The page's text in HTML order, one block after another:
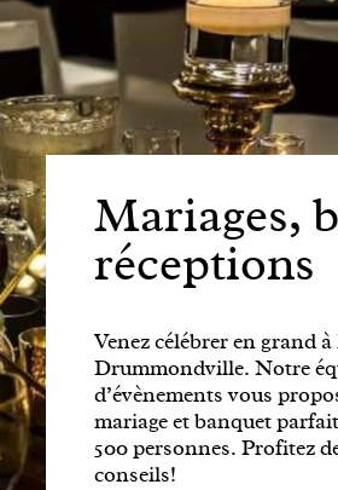
Mariages,
réceptions
Venez célébrer en grand
Drummondville. Notre
d’évènements vous
mariage et banquet
500 personnes. Profitez
conseils!